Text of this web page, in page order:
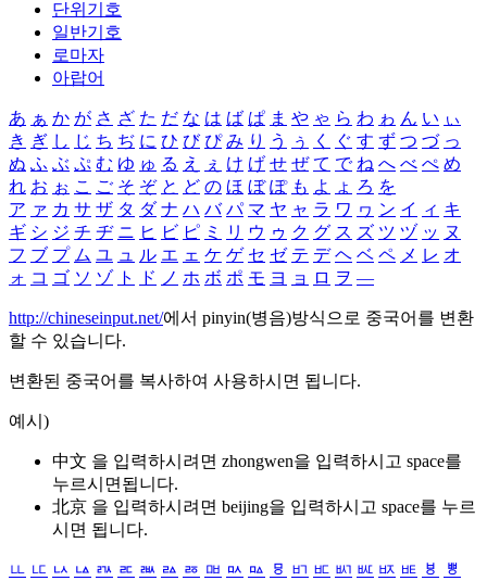
단위기호
일반기호
로마자
아랍어
あ ぁ か が さ ざ た だ な は ば ぱ ま や ゃ ら わ ゎ ん い ぃ
き ぎ し じ ち ぢ に ひ び ぴ み り う ぅ く ぐ す ず つ づ っ
ぬ ふ ぶ ぷ む ゆ ゅ る え ぇ け げ せ ぜ て で ね へ べ ぺ め
れ お ぉ こ ご そ ぞ と ど の ほ ぼ ぽ も よ ょ ろ を
ア ァ カ サ ザ タ ダ ナ ハ バ パ マ ヤ ャ ラ ワ ヮ ン イ ィ キ
ギ シ ジ チ ヂ ニ ヒ ビ ピ ミ リ ウ ゥ ク グ ス ズ ツ ヅ ッ ヌ
フ ブ プ ム ユ ュ ル エ ェ ケ ゲ セ ゼ テ デ ヘ ベ ペ メ レ オ
ォ コ ゴ ソ ゾ ト ド ノ ホ ボ ポ モ ヨ ョ ロ ヲ ―
http://chineseinput.net/에서 pinyin(병음)방식으로 중국어를 변환
할 수 있습니다.
변환된 중국어를 복사하여 사용하시면 됩니다.
예시)
中文 을 입력하시려면 zhongwen을 입력하시고 space를
누르시면됩니다.
北京 을 입력하시려면 beijing을 입력하시고 space를 누르
시면 됩니다.
ㅥ ㅦ ㅧ ㅨ ㅩ ㅪ ㅫ ㅬ ㅭ ㅮ ㅯ ㅰ ㅱ ㅲ ㅳ ㅴ ㅵ ㅶ ㅷ ㅸ
ㅹ